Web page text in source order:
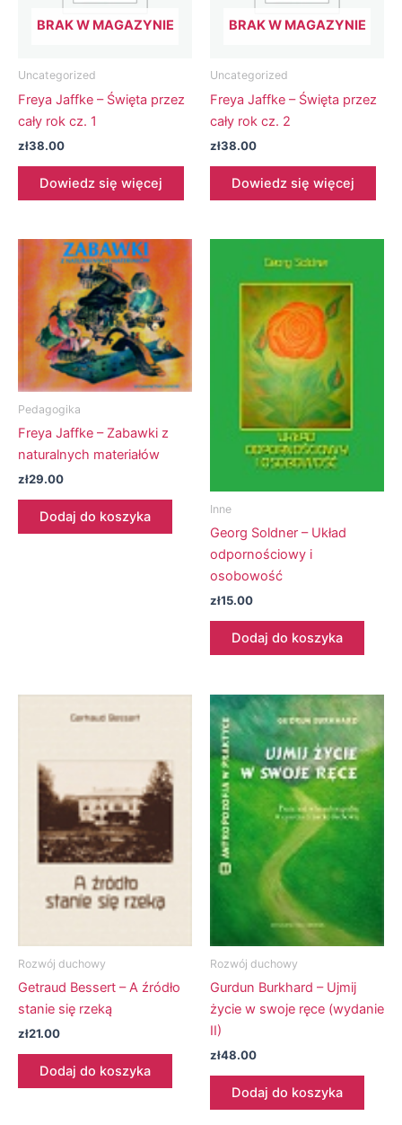
BRAK W MAGAZYNIE
Uncategorized
Freya Jaffke – Święta przez
cały rok cz. 1
zł38.00
Dowiedz się więcej
BRAK W MAGAZYNIE
Uncategorized
Freya Jaffke – Święta przez
cały rok cz. 2
zł38.00
Dowiedz się więcej
Pedagogika
Freya Jaffke – Zabawki z
naturalnych materiałów
zł29.00
Dodaj do koszyka
Inne
Georg Soldner – Układ
odpornościowy i
osobowość
zł15.00
Dodaj do koszyka
Rozwój duchowy
Getraud Bessert – A źródło
stanie się rzeką
zł21.00
Dodaj do koszyka
Rozwój duchowy
Gurdun Burkhard – Ujmij
życie w swoje ręce (wydanie
II)
zł48.00
Dodaj do koszyka